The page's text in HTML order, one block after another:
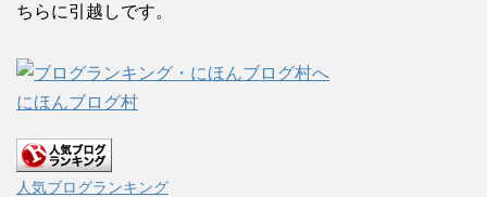
ちらに引越しです。
にほんブログ村
人気ブログランキング